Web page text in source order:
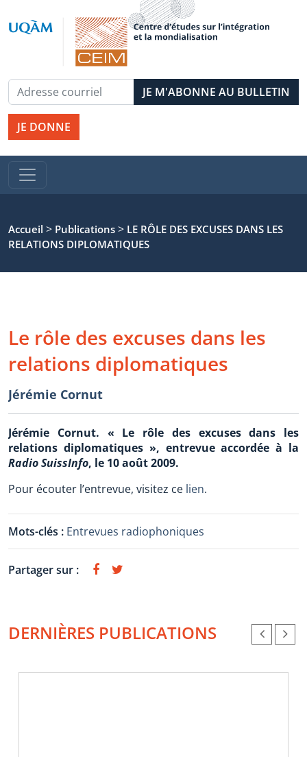
JE DONNE
Accueil > Publications > LE RÔLE DES EXCUSES DANS LES
RELATIONS DIPLOMATIQUES
Le rôle des excuses dans les
relations diplomatiques
Jérémie Cornut
Jérémie Cornut. « Le rôle des excuses dans les
relations diplomatiques », entrevue accordée à la
Radio SuissInfo, le 10 août 2009.
Pour écouter l’entrevue, visitez ce lien.
Mots-clés : Entrevues radiophoniques
Partager sur :
DERNIÈRES PUBLICATIONS